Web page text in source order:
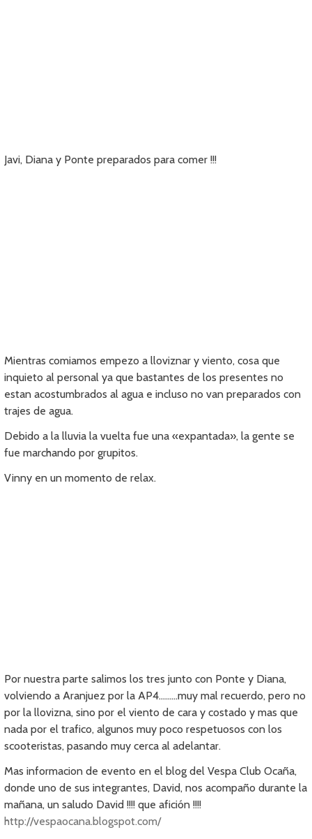
Javi, Diana y Ponte preparados para comer !!!
Mientras comiamos empezo a lloviznar y viento, cosa que
inquieto al personal ya que bastantes de los presentes no
estan acostumbrados al agua e incluso no van preparados con
trajes de agua.
Debido a la lluvia la vuelta fue una «expantada», la gente se
fue marchando por grupitos.
Vinny en un momento de relax.
Por nuestra parte salimos los tres junto con Ponte y Diana,
volviendo a Aranjuez por la AP4………muy mal recuerdo, pero no
por la llovizna, sino por el viento de cara y costado y mas que
nada por el trafico, algunos muy poco respetuosos con los
scooteristas, pasando muy cerca al adelantar.
Mas informacion de evento en el blog del Vespa Club Ocaña,
donde uno de sus integrantes, David, nos acompaño durante la
mañana, un saludo David !!!! que afición !!!!
http://vespaocana.blogspot.com/